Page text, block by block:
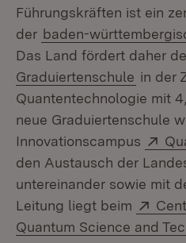
Führungskräften ist ein
der baden-
Das Land fördert daher
Graduiertenschule (Öffnet
in der
Quantentechnologie mit
neue Graduiertenschule
Innovationscampus
den Austausch der
untereinander sowie mit
Leitung liegt beim
Quantum Science and